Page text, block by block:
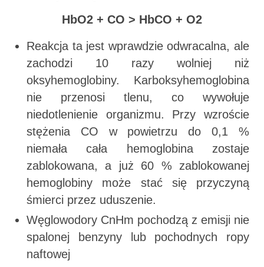
HbO2 + CO > HbCO + O2
Reakcja ta jest wprawdzie odwracalna, ale
zachodzi 10 razy wolniej niż
oksyhemoglobiny. Karboksyhemoglobina
nie przenosi tlenu, co wywołuje
niedotlenienie organizmu. Przy wzroście
stężenia CO w powietrzu do 0,1 %
niemała cała hemoglobina zostaje
zablokowana, a już 60 % zablokowanej
hemoglobiny może stać się przyczyną
śmierci przez uduszenie.
Węglowodory CnHm pochodzą z emisji nie
spalonej benzyny lub pochodnych ropy
naftowej